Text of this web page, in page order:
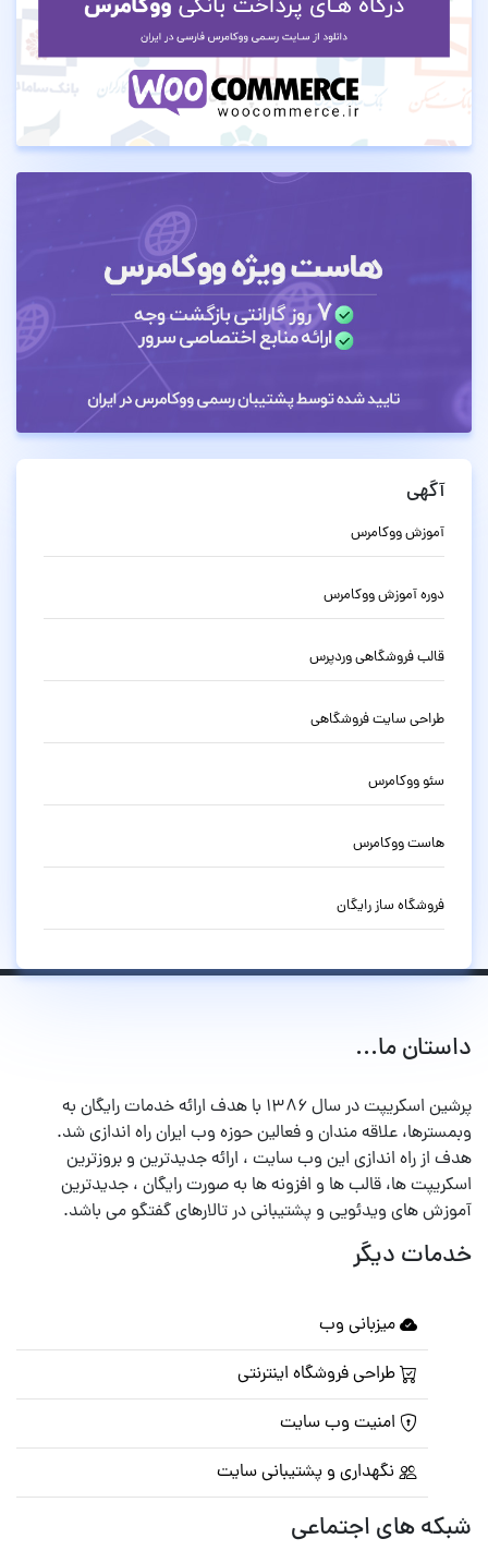
آگهی
آموزش ووکامرس
دوره آموزش ووکامرس
قالب فروشگاهی وردپرس
طراحی سایت فروشگاهی
سئو ووکامرس
هاست ووکامرس
فروشگاه ساز رایگان
داستان ما...
پرشین اسکریپت در سال ۱۳۸۶ با هدف ارائه خدمات رایگان به
وبمسترها، علاقه مندان و فعالین حوزه وب ایران راه اندازی شد.
هدف از راه اندازی این وب سایت ، ارائه جدیدترین و بروزترین
اسکریپت ها، قالب ها و افزونه ها به صورت رایگان ، جدیدترین
آموزش های ویدئویی و پشتیبانی در تالارهای گفتگو می باشد.
خدمات دیگر
میزبانی وب
طراحی فروشگاه اینترنتی
امنیت وب سایت
نگهداری و پشتیبانی سایت
شبکه های اجتماعی